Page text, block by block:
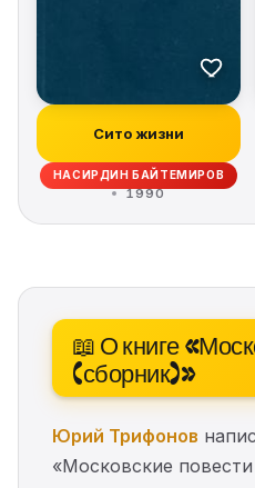
Сито жизни
НАСИРДИН БАЙТЕМИРОВ
1990
📖 О книге
(сборник)»
Юрий Трифонов
«Московские